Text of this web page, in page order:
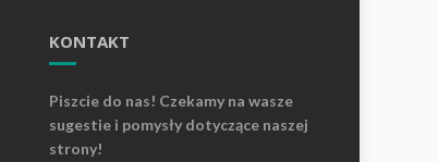
KONTAKT
Piszcie do nas! Czekamy na wasze
sugestie i pomysły dotyczące naszej
strony!